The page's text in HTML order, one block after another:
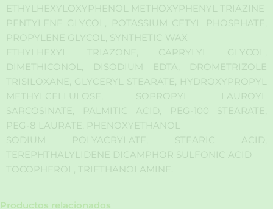
ETHYLHEXYLOXYPHENOL METHOXYPHENYL TRIAZINE
PENTYLENE GLYCOL, POTASSIUM CETYL PHOSPHATE,
PROPYLENE GLYCOL, SYNTHETIC WAX
ETHYLHEXYL TRIAZONE, CAPRYLYL GLYCOL,
DIMETHICONOL, DISODIUM EDTA, DROMETRIZOLE
TRISILOXANE, GLYCERYL STEARATE, HYDROXYPROPYL
METHYLCELLULOSE, SOPROPYL LAUROYL
SARCOSINATE, PALMITIC ACID, PEG-100 STEARATE,
PEG-8 LAURATE, PHENOXYETHANOL
SODIUM POLYACRYLATE, STEARIC ACID,
TEREPHTHALYLIDENE DICAMPHOR SULFONIC ACID
TOCOPHEROL, TRIETHANOLAMINE.
Productos relacionados